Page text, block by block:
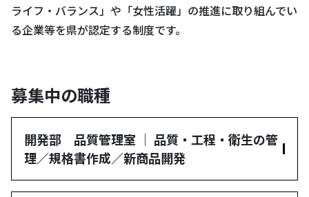
ライフ・バランス」や「女性活躍」の推進に取り組んでい
る企業等を県が認定する制度です。
募集中の職種
開発部 品質管理室 ｜ 品質・工程・衛生の管
理／規格書作成／新商品開発